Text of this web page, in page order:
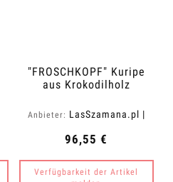
"FROSCHKOPF" Kuripe
aus Krokodilholz
Anbieter: LasSzamana.pl |
96,55 €
Verfügbarkeit der Artikel